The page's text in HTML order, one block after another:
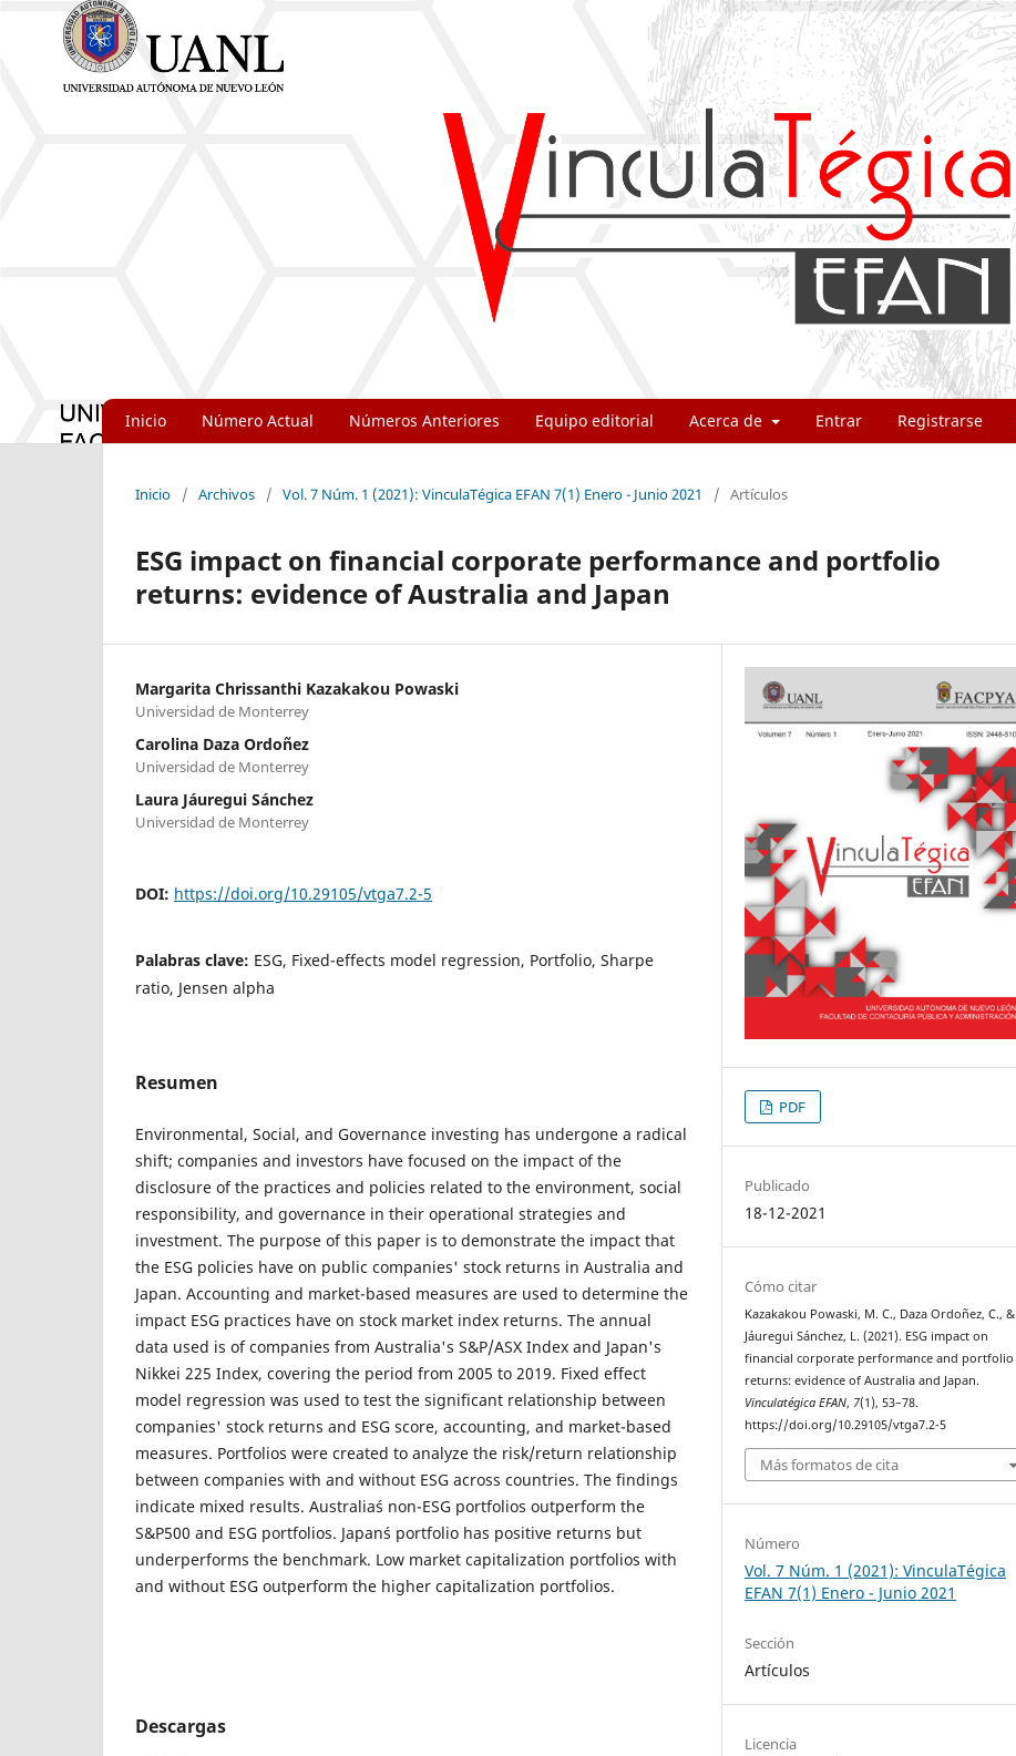
Inicio Número Actual Números Anteriores Equipo editorial Acerca de Entrar Registrarse
Inicio / Archivos / Vol. 7 Núm. 1 (2021): VinculaTégica EFAN 7(1) Enero - Junio 2021 / Artículos
ESG impact on financial corporate performance and portfolio
returns: evidence of Australia and Japan
Margarita Chrissanthi Kazakakou Powaski
Universidad de Monterrey
Carolina Daza Ordoñez
Universidad de Monterrey
Laura Jáuregui Sánchez
Universidad de Monterrey
DOI: https://doi.org/10.29105/vtga7.2-5
Palabras clave: ESG, Fixed-effects model regression, Portfolio, Sharpe
ratio, Jensen alpha
Resumen
Environmental, Social, and Governance investing has undergone a radical
shift; companies and investors have focused on the impact of the
disclosure of the practices and policies related to the environment, social
responsibility, and governance in their operational strategies and
investment. The purpose of this paper is to demonstrate the impact that
the ESG policies have on public companies' stock returns in Australia and
Japan. Accounting and market-based measures are used to determine the
impact ESG practices have on stock market index returns. The annual
data used is of companies from Australia's S&P/ASX Index and Japan's
Nikkei 225 Index, covering the period from 2005 to 2019. Fixed effect
model regression was used to test the significant relationship between
companies' stock returns and ESG score, accounting, and market-based
measures. Portfolios were created to analyze the risk/return relationship
between companies with and without ESG across countries. The findings
indicate mixed results. Australia´s non-ESG portfolios outperform the
S&P500 and ESG portfolios. Japan´s portfolio has positive returns but
underperforms the benchmark. Low market capitalization portfolios with
and without ESG outperform the higher capitalization portfolios.
Descargas
PDF
Publicado
18-12-2021
Cómo citar
Kazakakou Powaski, M. C., Daza Ordoñez, C., &
Jáuregui Sánchez, L. (2021). ESG impact on
financial corporate performance and portfolio
returns: evidence of Australia and Japan.
Vinculatégica EFAN, 7(1), 53–78.
https://doi.org/10.29105/vtga7.2-5
Más formatos de cita
Número
Vol. 7 Núm. 1 (2021): VinculaTégica
EFAN 7(1) Enero - Junio 2021
Sección
Artículos
Licencia